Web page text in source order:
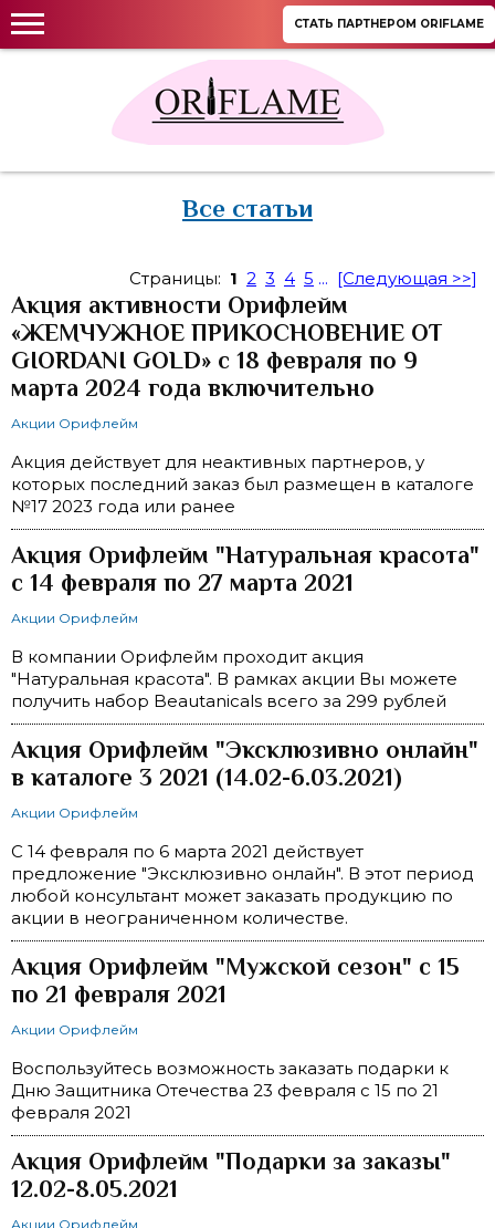
СТАТЬ ПАРТНЕРОМ ORIFLAME
Все статьи
Страницы: 1 2 3 4 5 ... [Следующая >>]
Акция активности Орифлейм
«ЖЕМЧУЖНОЕ ПРИКОСНОВЕНИЕ ОТ
GIORDANI GOLD» с 18 февраля по 9
марта 2024 года включительно
Акции Орифлейм
Акция действует для неактивных партнеров, у
которых последний заказ был размещен в каталоге
№17 2023 года или ранее
Акция Орифлейм "Натуральная красота"
с 14 февраля по 27 марта 2021
Акции Орифлейм
В компании Орифлейм проходит акция
"Натуральная красота". В рамках акции Вы можете
получить набор Beautanicals всего за 299 рублей
Акция Орифлейм "Эксклюзивно онлайн"
в каталоге 3 2021 (14.02-6.03.2021)
Акции Орифлейм
С 14 февраля по 6 марта 2021 действует
предложение "Эксклюзивно онлайн". В этот период
любой консультант может заказать продукцию по
акции в неограниченном количестве.
Акция Орифлейм "Мужской сезон" с 15
по 21 февраля 2021
Акции Орифлейм
Воспользуйтесь возможность заказать подарки к
Дню Защитника Отечества 23 февраля с 15 по 21
февраля 2021
Акция Орифлейм "Подарки за заказы"
12.02-8.05.2021
Акции Орифлейм